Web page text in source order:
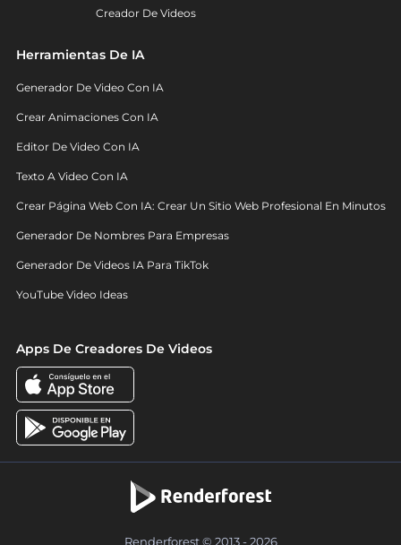
Creador De Videos
Herramientas De IA
Generador De Video Con IA
Crear Animaciones Con IA
Editor De Video Con IA
Texto A Video Con IA
Crear Página Web Con IA: Crear Un Sitio Web Profesional En Minutos
Generador De Nombres Para Empresas
Generador De Videos IA Para TikTok
YouTube Video Ideas
Apps De Creadores De Videos
Renderforest © 2013 - 2026